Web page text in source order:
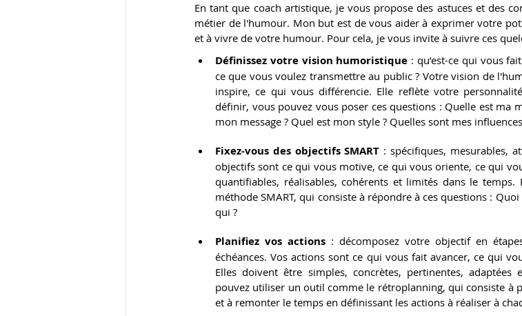
En tant que coach artistique, je vous propose des astuces et des
métier de l'humour. Mon but est de vous aider à exprimer votre
et à vivre de votre humour. Pour cela, je vous invite à suivre ces
Définissez votre vision humoristique : qu’est-ce qui vous
ce que vous voulez transmettre au public ? Votre vision de
inspire, ce qui vous différencie. Elle reflète votre
définir, vous pouvez vous poser ces questions : Quelle est ma
mon message ? Quel est mon style ? Quelles sont mes
Fixez-vous des objectifs SMART : spécifiques, mesurables,
objectifs sont ce qui vous motive, ce qui vous oriente, ce qui
quantifiables, réalisables, cohérents et limités dans le
méthode SMART, qui consiste à répondre à ces questions :
qui ?
Planifiez vos actions : décomposez votre objectif en
échéances. Vos actions sont ce qui vous fait avancer, ce qui
Elles doivent être simples, concrètes, pertinentes,
pouvez utiliser un outil comme le rétroplanning, qui consiste à
et à remonter le temps en définissant les actions à réaliser à